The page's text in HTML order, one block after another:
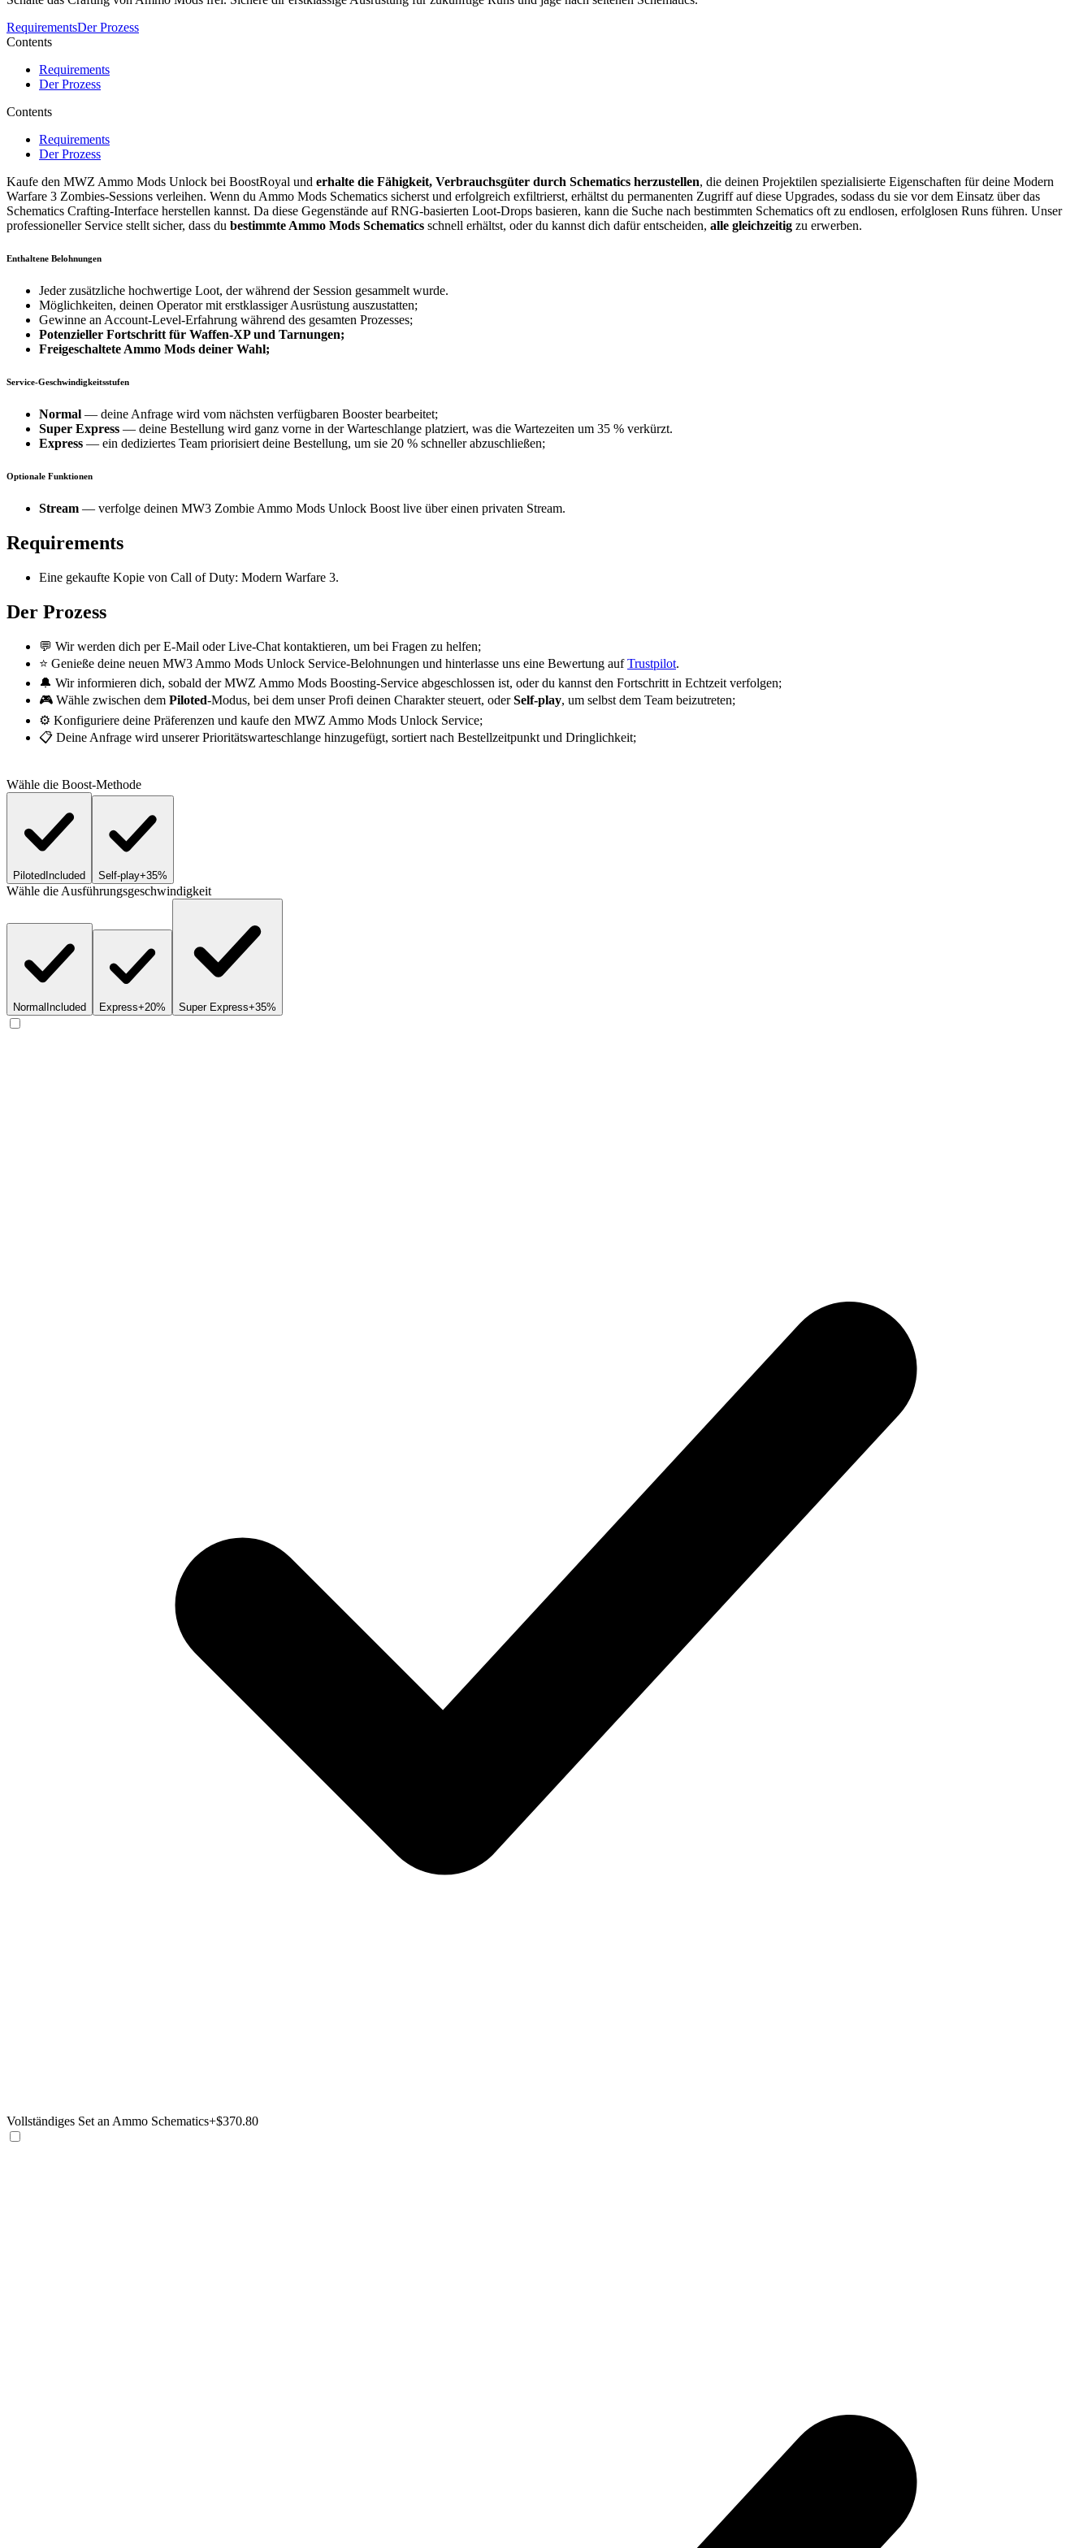
RequirementsDer Prozess
Contents
Requirements
Der Prozess
Contents
Requirements
Der Prozess
Kaufe den MWZ Ammo Mods Unlock bei BoostRoyal und erhalte die Fähigkeit, Verbrauchsgüter durch Schematics herzustellen, die deinen Projektilen spezialisierte Eigenschaften für deine Modern
Warfare 3 Zombies-Sessions verleihen. Wenn du Ammo Mods Schematics sicherst und erfolgreich exfiltrierst, erhältst du permanenten Zugriff auf diese Upgrades, sodass du sie vor dem Einsatz über das
Schematics Crafting-Interface herstellen kannst. Da diese Gegenstände auf RNG-basierten Loot-Drops basieren, kann die Suche nach bestimmten Schematics oft zu endlosen, erfolglosen Runs führen. Unser
professioneller Service stellt sicher, dass du bestimmte Ammo Mods Schematics schnell erhältst, oder du kannst dich dafür entscheiden, alle gleichzeitig zu erwerben.
Enthaltene Belohnungen
Jeder zusätzliche hochwertige Loot, der während der Session gesammelt wurde.
Möglichkeiten, deinen Operator mit erstklassiger Ausrüstung auszustatten;
Gewinne an Account-Level-Erfahrung während des gesamten Prozesses;
Potenzieller Fortschritt für Waffen-XP und Tarnungen;
Freigeschaltete Ammo Mods deiner Wahl;
Service-Geschwindigkeitsstufen
Normal — deine Anfrage wird vom nächsten verfügbaren Booster bearbeitet;
Super Express — deine Bestellung wird ganz vorne in der Warteschlange platziert, was die Wartezeiten um 35 % verkürzt.
Express — ein dediziertes Team priorisiert deine Bestellung, um sie 20 % schneller abzuschließen;
Optionale Funktionen
Stream — verfolge deinen MW3 Zombie Ammo Mods Unlock Boost live über einen privaten Stream.
Requirements
Eine gekaufte Kopie von Call of Duty: Modern Warfare 3.
Der Prozess
💬 Wir werden dich per E-Mail oder Live-Chat kontaktieren, um bei Fragen zu helfen;
⭐ Genieße deine neuen MW3 Ammo Mods Unlock Service-Belohnungen und hinterlasse uns eine Bewertung aufTrustpilot.
🔔 Wir informieren dich, sobald der MWZ Ammo Mods Boosting-Service abgeschlossen ist, oder du kannst den Fortschritt in Echtzeit verfolgen;
🎮 Wähle zwischen dem Piloted-Modus, bei dem unser Profi deinen Charakter steuert, oderSelf-play, um selbst dem Team beizutreten;
⚙️ Konfiguriere deine Präferenzen und kaufe den MWZ Ammo Mods Unlock Service;
📋 Deine Anfrage wird unserer Prioritätswarteschlange hinzugefügt, sortiert nach Bestellzeitpunkt und Dringlichkeit;
Wähle die Boost-Methode
Piloted Included Self-play+35%
Wähle die Ausführungsgeschwindigkeit
Normal Included Express+20% Super Express+35%
Vollständiges Set an Ammo Schematics+$370.80